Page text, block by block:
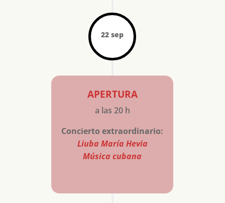
22 sep
apertura
a las 20 h
Concierto extraordinario:
Liuba María Hevia
Música cubana